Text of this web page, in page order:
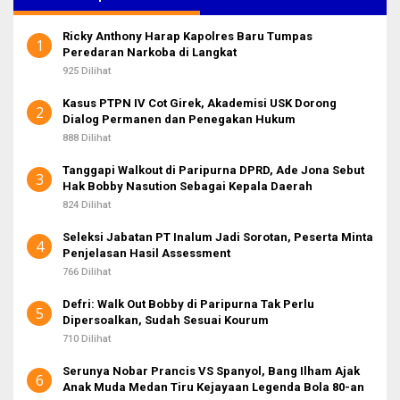
n
u
k
1
Ricky Anthony Harap Kapolres Baru Tumpas
Peredaran Narkoba di Langkat
925 Dilihat
2
Kasus PTPN IV Cot Girek, Akademisi USK Dorong
Dialog Permanen dan Penegakan Hukum
888 Dilihat
3
Tanggapi Walkout di Paripurna DPRD, Ade Jona Sebut
Hak Bobby Nasution Sebagai Kepala Daerah
824 Dilihat
4
Seleksi Jabatan PT Inalum Jadi Sorotan, Peserta Minta
Penjelasan Hasil Assessment
766 Dilihat
5
Defri: Walk Out Bobby di Paripurna Tak Perlu
Dipersoalkan, Sudah Sesuai Kourum
710 Dilihat
6
Serunya Nobar Prancis VS Spanyol, Bang Ilham Ajak
Anak Muda Medan Tiru Kejayaan Legenda Bola 80-an